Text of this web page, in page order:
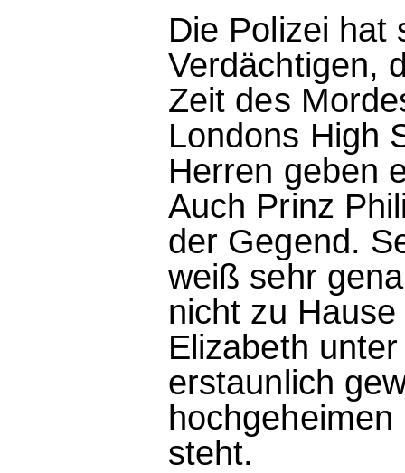
Die Polizei hat
Verdächtigen,
Zeit des
Londons High
Herren geben
Auch Prinz
der Gegend.
weiß sehr
nicht zu
Elizabeth
erstaunlich
steht.